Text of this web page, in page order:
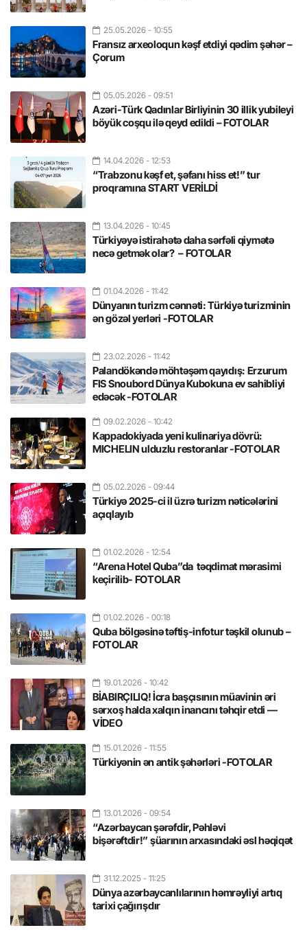
25.05.2026 - 10:55
Fransız arxeoloqun kəşf etdiyi qədim şəhər –
Çorum
05.05.2026 - 09:51
Azəri-Türk Qadınlar Birliyinin 30 illik yubileyi
böyük coşqu ilə qeyd edildi – FOTOLAR
14.04.2026 - 12:53
“Trabzonu kəşf et, şəfanı hiss et!” tur
proqramına START VERİLDİ
13.04.2026 - 10:45
Türkiyəyə istirahətə daha sərfəli qiymətə
necə getmək olar? – FOTOLAR
01.04.2026 - 11:42
Dünyanın turizm cənnəti: Türkiyə turizminin
ən gözəl yerləri -FOTOLAR
23.02.2026 - 11:42
Palandökəndə möhtəşəm qayıdış: Erzurum
FIS Snoubord Dünya Kubokuna ev sahibliyi
edəcək -FOTOLAR
09.02.2026 - 10:42
Kappadokiyada yeni kulinariya dövrü:
MICHELIN ulduzlu restoranlar -FOTOLAR
05.02.2026 - 09:44
Türkiyə 2025-ci il üzrə turizm nəticələrini
açıqlayıb
01.02.2026 - 12:54
“Arena Hotel Quba”da təqdimat mərasimi
keçirilib- FOTOLAR
01.02.2026 - 00:18
Quba bölgəsinə təftiş-infotur təşkil olunub –
FOTOLAR
19.01.2026 - 10:42
BİABIRÇILIQ! İcra başçısının müavinin əri
sərxoş halda xalqın inancını təhqir etdi —
VİDEO
15.01.2026 - 11:55
Türkiyənin ən antik şəhərləri -FOTOLAR
13.01.2026 - 09:54
“Azərbaycan şərəfdir, Pəhləvi
bişərəftdir!” şüarının arxasındaki əsl həqiqət
31.12.2025 - 11:25
Dünya azərbaycanlılarının həmrəyliyi artıq
tarixi çağırışdır